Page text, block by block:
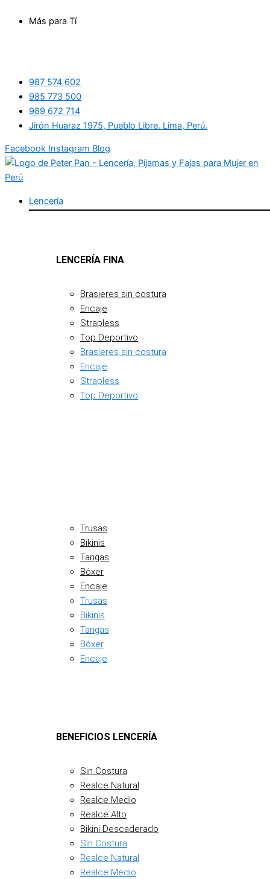
Más para Tí
987 574 602
985 773 500
989 672 714
Jirón Huaraz 1975, Pueblo Libre. Lima, Perú.
Facebook Instagram Blog
Lencería
LENCERÍA FINA
Brasieres sin costura
Encaje
Strapless
Top Deportivo
Brasieres sin costura
Encaje
Strapless
Top Deportivo
Trusas
Bikinis
Tangas
Bóxer
Encaje
Trusas
Bikinis
Tangas
Bóxer
Encaje
BENEFICIOS LENCERÍA
Sin Costura
Realce Natural
Realce Medio
Realce Alto
Bikini Descaderado
Sin Costura
Realce Natural
Realce Medio